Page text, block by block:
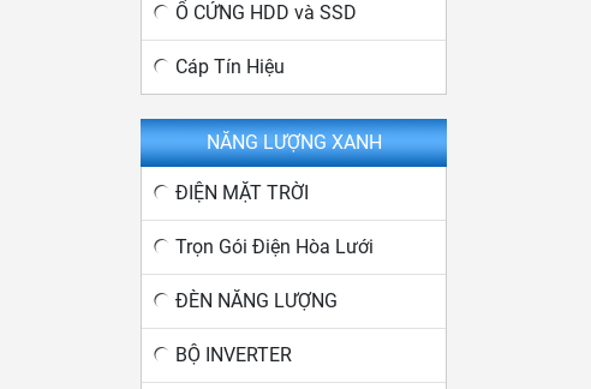
Ổ CỨNG HDD và SSD
Cáp Tín Hiệu
NĂNG LƯỢNG XANH
ĐIỆN MẶT TRỜI
Trọn Gói Điện Hòa Lưới
ĐÈN NĂNG LƯỢNG
BỘ INVERTER